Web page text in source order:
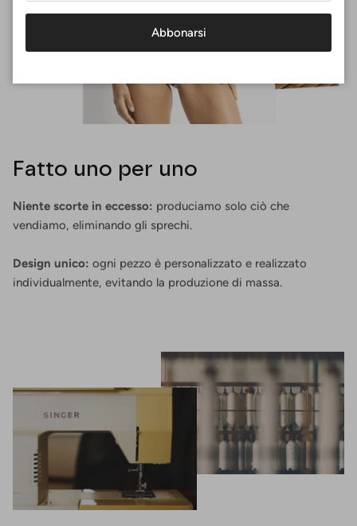
Fatto uno per uno
Niente scorte in eccesso: produciamo solo ciò che
vendiamo, eliminando gli sprechi.
Design unico: ogni pezzo è personalizzato e realizzato
individualmente, evitando la produzione di massa.
Abbonarsi